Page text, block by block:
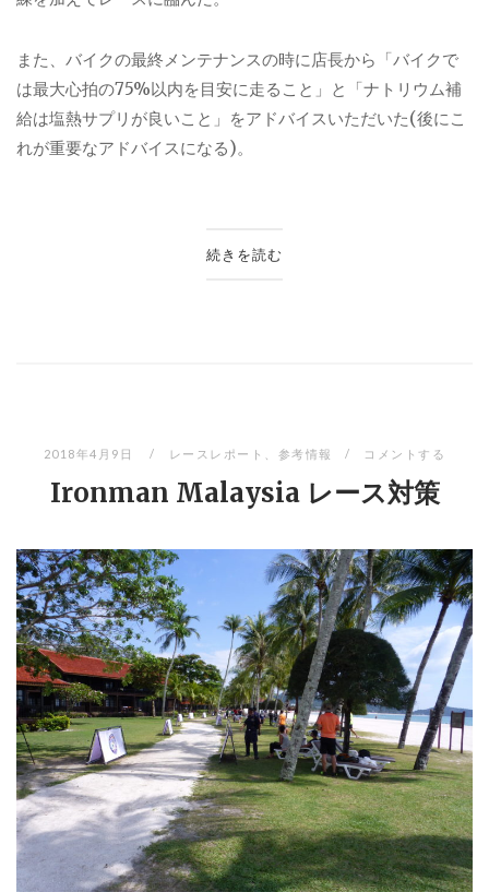
また、バイクの最終メンテナンスの時に店長から「バイクで
は最大心拍の75%以内を目安に走ること」と「ナトリウム補
給は塩熱サプリが良いこと」をアドバイスいただいた(後にこ
れが重要なアドバイスになる)。
続きを読む
2018年4月9日 レースレポート 参考情報 コメントする
Ironman Malaysia レース対策